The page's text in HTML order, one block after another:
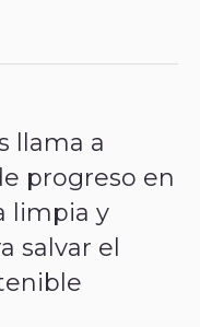
llama a
progreso en
limpia y
salvar el